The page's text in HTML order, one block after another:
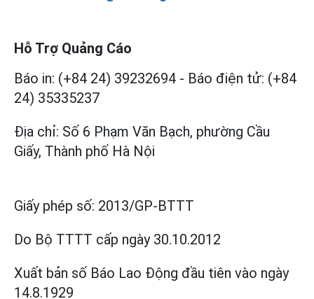
Hỗ Trợ Quảng Cáo
Báo in: (+84 24) 39232694 - Báo điện tử: (+84
24) 35335237
Địa chỉ: Số 6 Phạm Văn Bạch, phường Cầu
Giấy, Thành phố Hà Nội
Giấy phép số: 2013/GP-BTTT
Do Bộ TTTT cấp ngày 30.10.2012
Xuất bản số Báo Lao Động đầu tiên vào ngày
14.8.1929